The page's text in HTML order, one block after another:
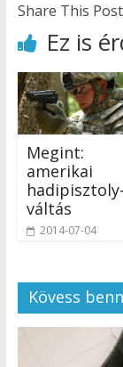
Share This
Ez is
Megint:
amerikai
hadipisztoly-
váltás
2014-07-04
Kövess